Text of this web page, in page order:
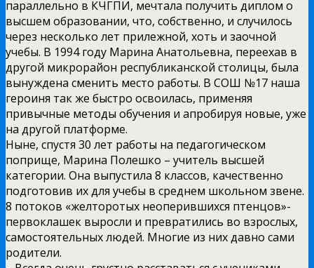
параллельно в КЧГПИ, мечтала получить диплом о
высшем образовании, что, собственно, и случилось
через несколько лет прилежной, хоть и заочной
учебы. В 1994 году Марина Анатольевна, переехав в
другой микрорайон республиканской столицы, была
вынуждена сменить место работы. В СОШ №17 наша
героиня так же быстро освоилась, применяя
привычные методы обучения и апробируя новые, уже
на другой платформе.
Ныне, спустя 30 лет работы на педагогическом
поприще, Марина Полешко – учитель высшей
категории. Она выпустила 8 классов, качественно
подготовив их для учебы в среднем школьном звене.
8 потоков «желторотых неоперившихся птенцов»-
первоклашек выросли и превратились во взрослых,
самостоятельных людей. Многие из них давно сами
родители.